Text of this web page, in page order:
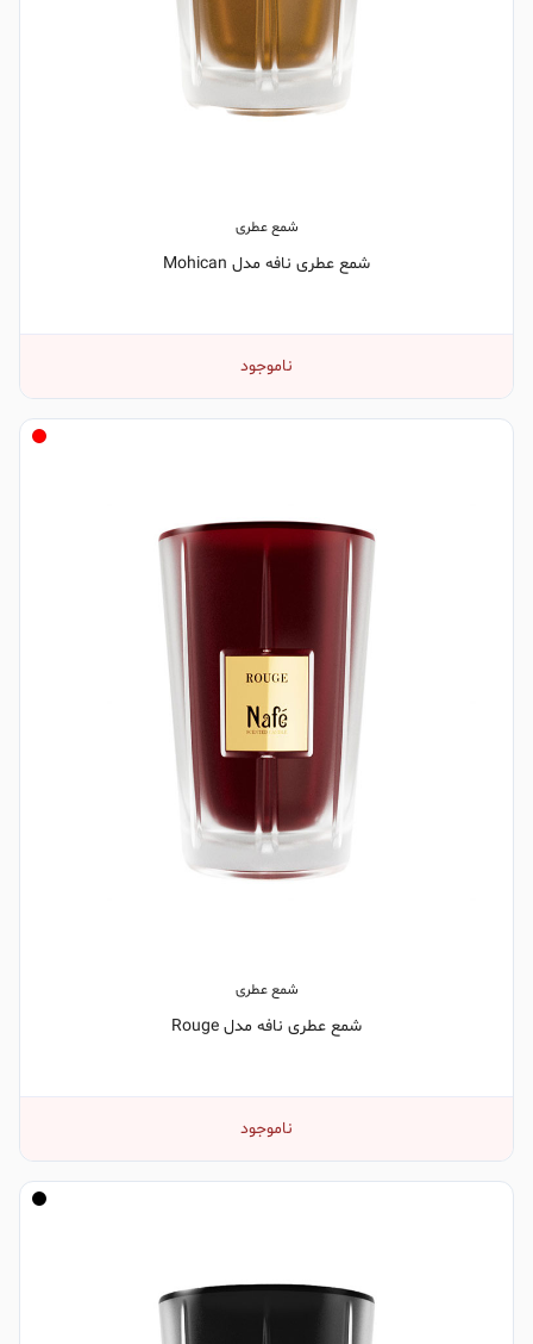
شمع عطری
شمع عطری نافه مدل Mohican
ناموجود
شمع عطری
شمع عطری نافه مدل Rouge
ناموجود